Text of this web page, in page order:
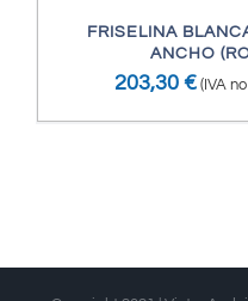
FRISELINA
ANCHO
203,30 € (IVA